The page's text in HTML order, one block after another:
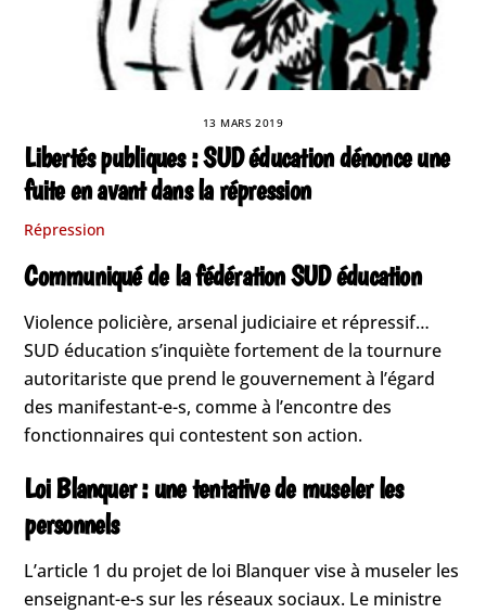
13 MARS 2019
Libertés publiques : SUD éducation dénonce une
fuite en avant dans la répression
Répression
Communiqué de la fédération SUD éducation
Violence policière, arsenal judiciaire et répressif…
SUD éducation s’inquiète fortement de la tournure
autoritariste que prend le gouvernement à l’égard
des manifestant-e-s, comme à l’encontre des
fonctionnaires qui contestent son action.
Loi Blanquer : une tentative de museler les
personnels
L’article 1 du projet de loi Blanquer vise à museler les
enseignant-e-s sur les réseaux sociaux. Le ministre